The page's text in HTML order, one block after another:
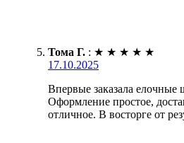
Тома Г. : ★ ★ ★ ★ ★
17.10.2025
Впервые заказала
Оформление простое,
отличное. В восторге от